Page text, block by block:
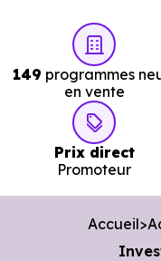
149 programmes
en vente
Prix direct
Promoteur
Accueil